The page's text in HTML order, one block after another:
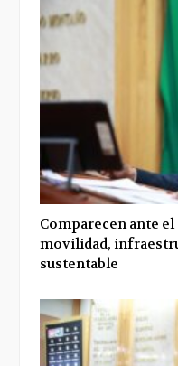
Comparecen ante
movilidad,
sustentable